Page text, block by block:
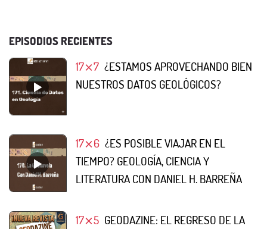
EPISODIOS RECIENTES
17⨯7 ¿ESTAMOS APROVECHANDO BIEN
NUESTROS DATOS GEOLÓGICOS?
17⨯6 ¿ES POSIBLE VIAJAR EN EL
TIEMPO? GEOLOGÍA, CIENCIA Y
LITERATURA CON DANIEL H. BARREÑA
17⨯5 GEODAZINE: EL REGRESO DE LA